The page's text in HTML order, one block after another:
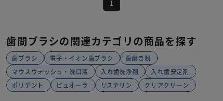
1
歯間ブラシの関連カテゴリの商品を探す
歯ブラシ 電子・イオン歯ブラシ
歯磨き粉
マウスウォッシュ・洗口液
入れ歯洗浄剤
入れ歯安定剤
ポリデント
ピュオーラ リステリン クリアクリーン